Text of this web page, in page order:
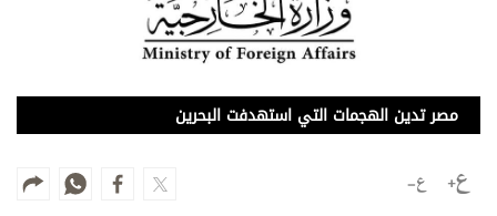
بودكاست
إنفوجراف
قصة صورة
مصر تدين الهجمات التي استهدفت البحرين